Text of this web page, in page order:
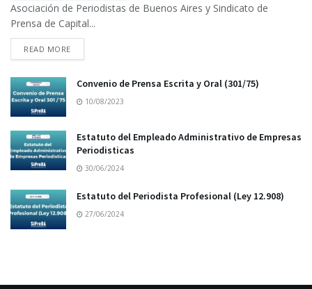
Asociación de Periodistas de Buenos Aires y Sindicato de
Prensa de Capital...
READ MORE
Convenio de Prensa Escrita y Oral (301/75)
10/08/2023
Estatuto del Empleado Administrativo de Empresas
Periodisticas
30/06/2024
Estatuto del Periodista Profesional (Ley 12.908)
27/06/2024